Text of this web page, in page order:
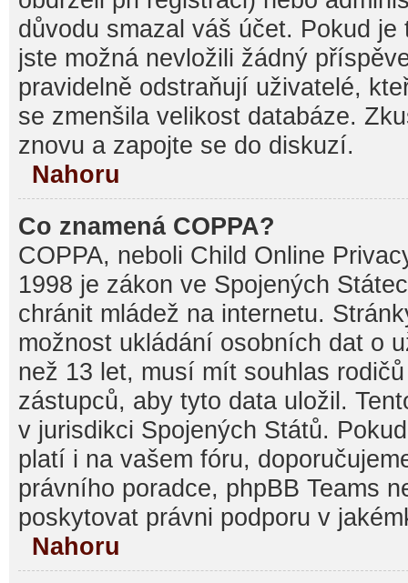
důvodu smazal váš účet. Pokud
jste možná nevložili žádný
pravidelně odstraňují uživatelé,
se zmenšila velikost databáze.
znovu a zapojte se do diskuzí.
Nahoru
Co znamená COPPA?
COPPA, neboli Child Online
1998 je zákon ve Spojených
chránit mládež na internetu.
možnost ukládání osobních dat o
než 13 let, musí mít souhlas
zástupců, aby tyto data uložil.
v jurisdikci Spojených Států.
platí i na vašem fóru,
právního poradce, phpBB Teams
poskytovat právni podporu v
Nahoru